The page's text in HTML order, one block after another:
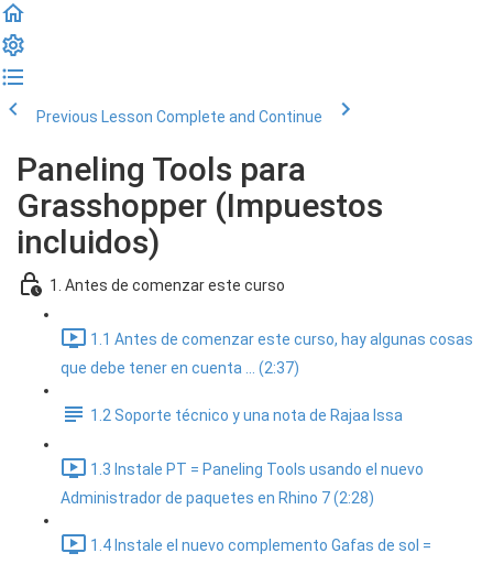
Previous Lesson Complete and Continue
Paneling Tools para
Grasshopper (Impuestos
incluidos)
1. Antes de comenzar este curso
1.1 Antes de comenzar este curso, hay algunas cosas
que debe tener en cuenta ... (2:37)
1.2 Soporte técnico y una nota de Rajaa Issa
1.3 Instale PT = Paneling Tools usando el nuevo
Administrador de paquetes en Rhino 7 (2:28)
1.4 Instale el nuevo complemento Gafas de sol =